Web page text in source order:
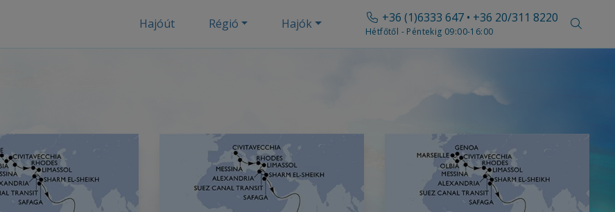
Hajóút Régió Hajók +36 (1)6333 647 • +36 20/311 8220
Hétfőtől - Péntekig 09:00-16:00